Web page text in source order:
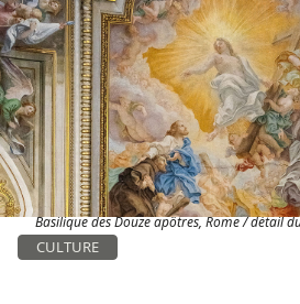
Basilique des Douze apôtres, Rome / détail
CULTURE